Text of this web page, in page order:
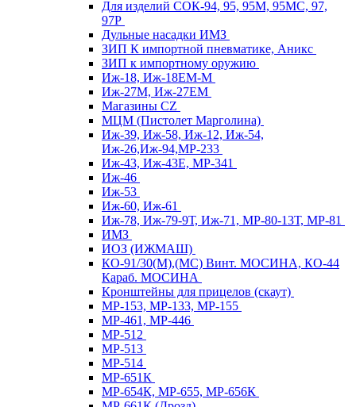
Для изделий СОК-94, 95, 95М, 95МС, 97,
97Р
Дульные насадки ИМЗ
ЗИП К импортной пневматике, Аникс
ЗИП к импортному оружию
Иж-18, Иж-18ЕМ-М
Иж-27М, Иж-27ЕМ
Магазины CZ
МЦМ (Пистолет Марголина)
Иж-39, Иж-58, Иж-12, Иж-54,
Иж-26,Иж-94,МР-233
Иж-43, Иж-43Е, МР-341
Иж-46
Иж-53
Иж-60, Иж-61
Иж-78, Иж-79-9Т, Иж-71, МР-80-13Т, МР-81
ИМЗ
ИОЗ (ИЖМАШ)
КО-91/30(М),(МС) Винт. МОСИНА, КО-44
Караб. МОСИНА
Кронштейны для прицелов (скаут)
МР-153, МР-133, МР-155
МР-461, МР-446
МР-512
МР-513
МР-514
МР-651К
МР-654К, МР-655, МР-656К